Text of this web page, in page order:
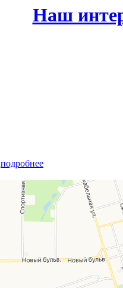
Наш
подробнее